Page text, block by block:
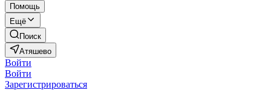
Помощь
Ещё
Поиск
Атяшево
Войти
Войти
Зарегистрироваться